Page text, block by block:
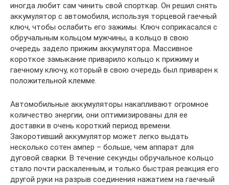
иногда любит сам чинить свой спорткар. Он решил снять
аккумулятор с автомобиля, используя торцевой гаечный
ключ, чтобы ослабить его зажимы. Ключ соприкасался с
обручальным кольцом мужчины, а кольцо в свою
очередь задело прижим аккумулятора. Массивное
короткое замыкание приварило кольцо к прижиму и
гаечному ключу, который в свою очередь был приварен к
положительной клемме.
Автомобильные аккумуляторы накапливают огромное
количество энергии, они оптимизированы для ее
доставки в очень короткий период времени.
Закоротивший аккумулятор может легко выдать
несколько сотен ампер – больше, чем аппарат для
дуговой сварки. В течение секунды обручальное кольцо
стало почти раскаленным, и только быстрая реакция его
другой руки на разрыв соединения нажатием на гаечный